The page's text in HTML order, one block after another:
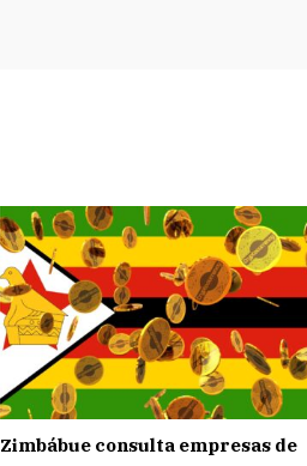
Zimbábue consulta empresas de